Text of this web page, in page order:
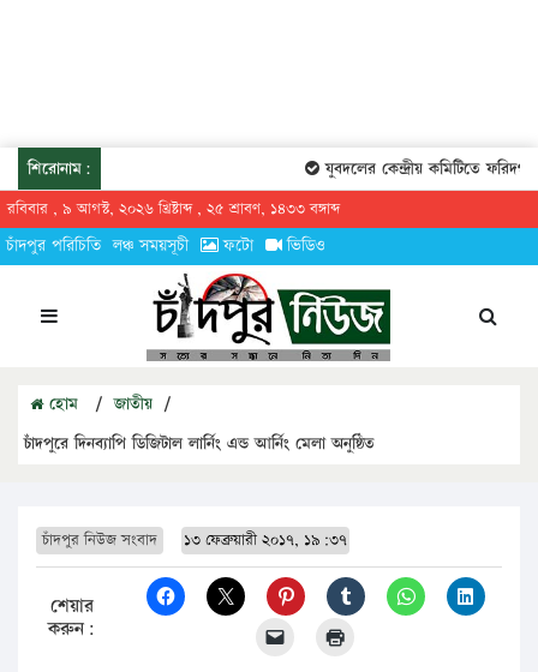
শিরোনাম: যুবদলের কেন্দ্রীয় কমিটিতে
রবিবার , ৯ আগস্ট, ২০২৬ খ্রিষ্টাব্দ , ২৫ শ্রাবণ, ১৪৩৩ বঙ্গাব্দ
চাঁদপুর পরিচিতি লঞ্চ সময়সূচী ফটো ভিডিও
হোম / জাতীয় /
চাঁদপুরে দিনব্যাপি ডিজিটাল লার্নিং এন্ড আর্নিং মেলা অনুষ্ঠিত
চাঁদপুর নিউজ সংবাদ ১৩ ফেব্রুয়ারী ২০১৭, ১৯:৩৭
শেয়ার
করুন: